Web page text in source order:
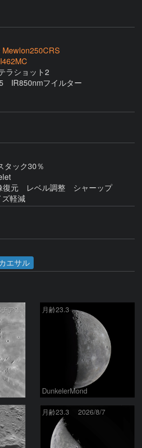
Mewlon250CRS
ラショット2
　IR850nmフイルター
タック30％
復元　レベル調整　シャーップ
エサル
コペルニクス、カルパチア山脈付近 月齢23.3
DunkelerMond
月齢23.3 2026/8/7